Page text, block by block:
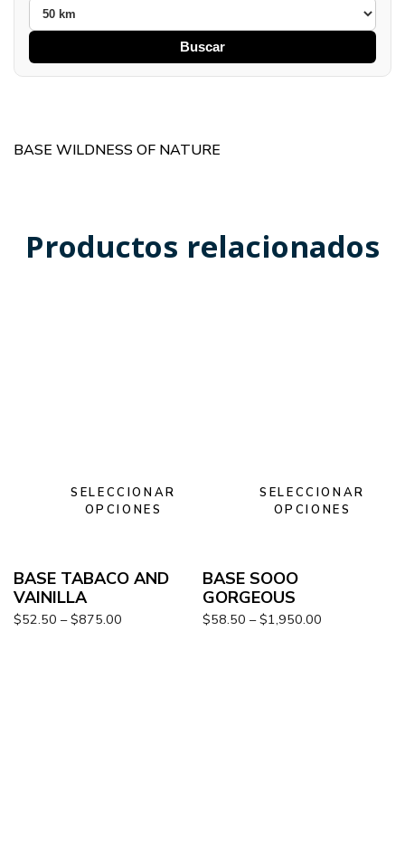
Buscar
BASE WILDNESS OF NATURE
Productos relacionados
SELECCIONAR
OPCIONES
BASE TABACO AND
VAINILLA
$52.50 – $875.00
SELECCIONAR
OPCIONES
BASE SOOO
GORGEOUS
$58.50 – $1,950.00